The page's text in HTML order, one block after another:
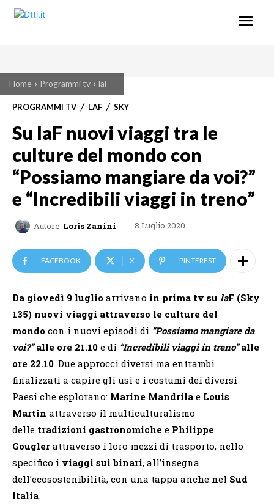
Home Programmi tv laF
PROGRAMMI TV LAF SKY
Su laF nuovi viaggi tra le
culture del mondo con
“Possiamo mangiare da voi?”
e “Incredibili viaggi in treno”
Autore Loris Zanini 8 Luglio 2020
FACEBOOK X PINTEREST
Da giovedì 9 luglio arrivano in prima tv su laF (Sky
135) nuovi viaggi attraverso le culture del
mondo con i nuovi episodi di “Possiamo mangiare da
voi?” alle ore 21.10 e di “Incredibili viaggi in treno” alle
ore 22.10. Due approcci diversi ma entrambi
finalizzati a capire gli usi e i costumi dei diversi
Paesi che esplorano: Marine Mandrila e Louis
Martin attraverso il multiculturalismo
delle tradizioni gastronomiche e Philippe
Gougler attraverso i loro mezzi di trasporto, nello
specifico i viaggi sui binari, all’insegna
dell’ecosostenibilità, con una tappa anche nel Sud
Italia.